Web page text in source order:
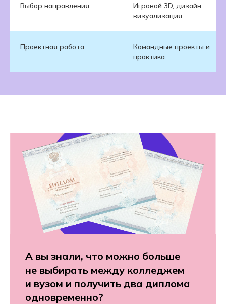
Выбор направления
Игровой 3D, дизайн,
визуализация
Проектная работа
Командные проекты и
практика
А вы знали, что можно больше
не выбирать между колледжем
и вузом и получить два диплома
одновременно?